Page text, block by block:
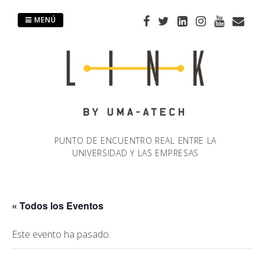
PUNTO DE ENCUENTRO REAL ENTRE LA
UNIVERSIDAD Y LAS EMPRESAS
MENÚ
« Todos los Eventos
Este evento ha pasado.